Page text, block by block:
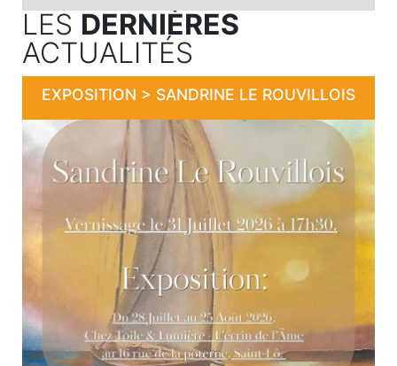
LES DERNIÈRES
ACTUALITÉS
EXPOSITION > SANDRINE LE ROUVILLOIS